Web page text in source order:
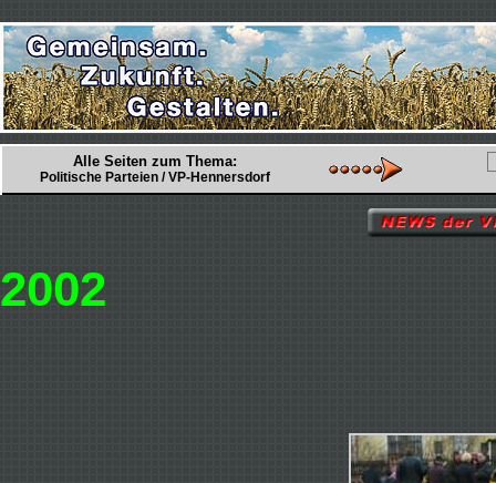
Alle Seiten zum Thema:
Politische Parteien / VP-Hennersdorf
2002